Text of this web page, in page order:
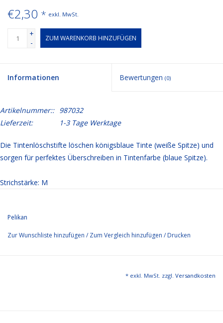
€2,30 * exkl. MwSt.
+
-
ZUM WARENKORB HINZUFÜGEN
Informationen Bewertungen (0)
Artikelnummer:: 987032
Lieferzeit:
1-3 Tage Werktage
Die Tintenlöschstifte löschen königsblaue Tinte (weiße Spitze) und
sorgen für perfektes Überschreiben in Tintenfarbe (blaue Spitze).
Strichstärke: M
Pelikan
Zur Wunschliste hinzufügen / Zum Vergleich hinzufügen / Drucken
* exkl. MwSt. zzgl. Versandkosten